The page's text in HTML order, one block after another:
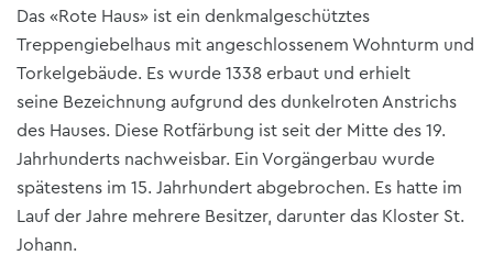
Das «Rote Haus» ist ein denkmalgeschütztes
Treppengiebelhaus mit angeschlossenem Wohnturm und
Torkelgebäude. Es wurde 1338 erbaut und erhielt
seine Bezeichnung aufgrund des dunkelroten Anstrichs
des Hauses. Diese Rotfärbung ist seit der Mitte des 19.
Jahrhunderts nachweisbar. Ein Vorgängerbau wurde
spätestens im 15. Jahrhundert abgebrochen. Es hatte im
Lauf der Jahre mehrere Besitzer, darunter das Kloster St.
Johann.